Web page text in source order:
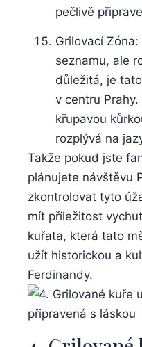
pečlivě
Grilovací
seznamu, ⁢ale
důležitá, je
⁣v centru
křupavou
rozplývá ⁢na
Takže⁣ pokud jste
plánujete ‌návštěvu
zkontrolovat tyto
mít příležitost
kuřata, která tato
užít historickou a
‌Ferdinandy.